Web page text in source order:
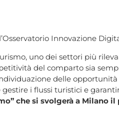
Innovazione
uno dei settori più
del comparto sia
delle
i flussi turistici e
che si svolgerà a Milano il